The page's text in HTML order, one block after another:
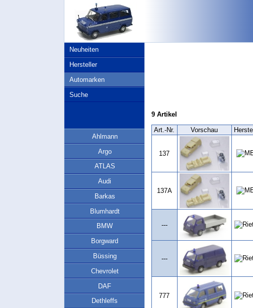
Neuheiten
Hersteller
Automarken
Suche
Ahlmann
Argo
ATLAS
Audi
Barkas
Blumhardt
BMW
Borgward
Büssing
Chevrolet
DAF
Dethleffs
9 Artikel
Art.‑Nr. Vorschau
137
137A
---
---
777